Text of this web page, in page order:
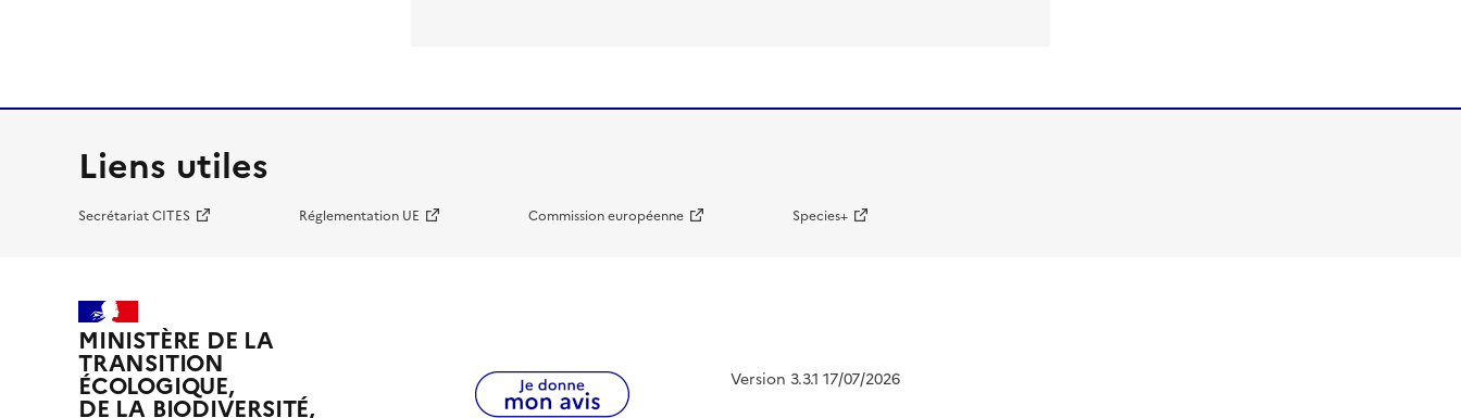
Liens utiles
Secrétariat CITES Réglementation UE Commission européenne Species+
MINISTÈRE DE LA
TRANSITION
ÉCOLOGIQUE,
DE LA BIODIVERSITÉ,
Version 3.3.1 17/07/2026